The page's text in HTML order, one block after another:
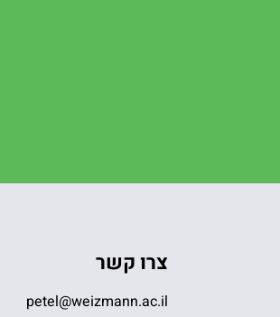
צרו קשר
petel@weizmann.ac.il